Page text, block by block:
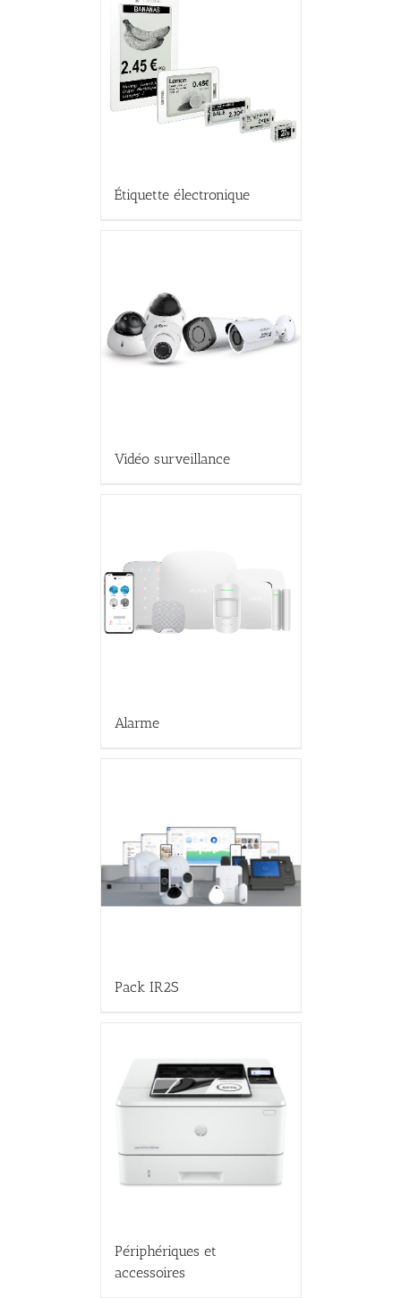
Étiquette électronique
Vidéo surveillance
Alarme
Pack IR2S
Périphériques et
accessoires